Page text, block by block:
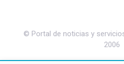
© Portal de noticias y
2006